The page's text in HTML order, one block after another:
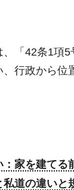
「42条1項5
、行政から位
：家を建てる
私道の違いと